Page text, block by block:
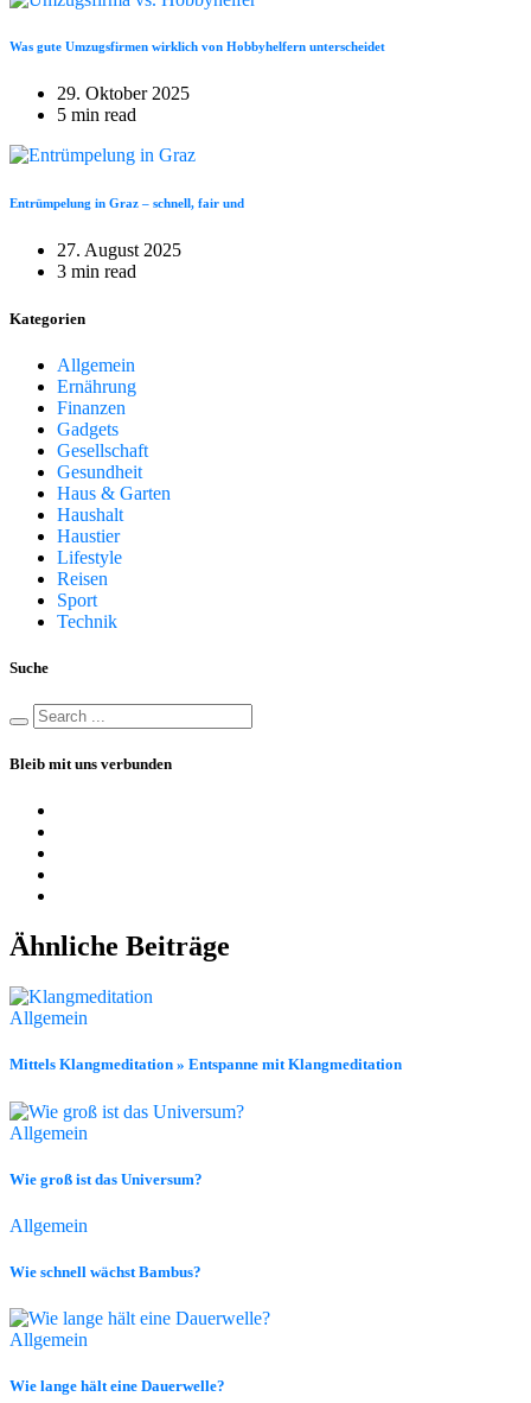
Was gute Umzugsfirmen wirklich von Hobbyhelfern unterscheidet
29. Oktober 2025
5 min read
Entrümpelung in Graz – schnell, fair und
27. August 2025
3 min read
Kategorien
Allgemein
Ernährung
Finanzen
Gadgets
Gesellschaft
Gesundheit
Haus & Garten
Haushalt
Haustier
Lifestyle
Reisen
Sport
Technik
Suche
Bleib mit uns verbunden
Ähnliche Beiträge
Allgemein
Mittels Klangmeditation » Entspanne mit Klangmeditation
Allgemein
Wie groß ist das Universum?
Allgemein
Wie schnell wächst Bambus?
Allgemein
Wie lange hält eine Dauerwelle?